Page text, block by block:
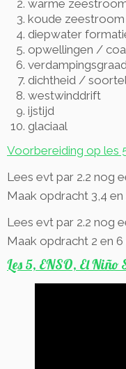
warme
koude zeestroom
diepwater
opwellingen /
verdampingsgraad
dichtheid /
westwinddrift
ijstijd
glaciaal
Voorbereiding op les
Lees evt par 2.2 nog
Maak opdracht 3,4
Lees evt par 2.2 nog
Maak opdracht 2 en
Les 5, ENSO, El